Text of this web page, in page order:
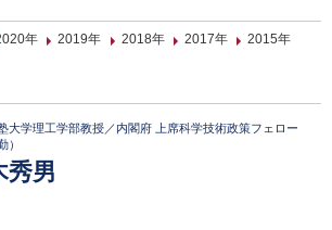
年 2019年 2018年 2017年 2015年
大学理工学部教授／内閣府 上席科学技術政策フェロー
）
秀男